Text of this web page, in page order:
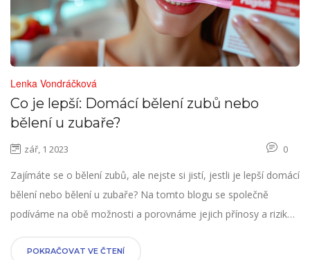
Lenka Vondráčková
Co je lepší: Domácí bělení zubů nebo
bělení u zubaře?
zář, 1 2023 0
Zajímáte se o bělení zubů, ale nejste si jistí, jestli je lepší domácí
bělení nebo bělení u zubaře? Na tomto blogu se společně
podíváme na obě možnosti a porovnáme jejich přínosy a rizika.
vás a vaši nádhernou úsměv. Protože konkrétní výsledky a
POKRAČOVAT VE ČTENÍ